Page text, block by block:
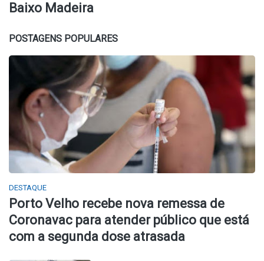
Baixo Madeira
POSTAGENS POPULARES
DESTAQUE
Porto Velho recebe nova remessa de
Coronavac para atender público que está
com a segunda dose atrasada